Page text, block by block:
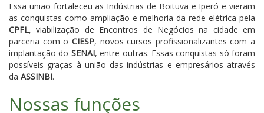
Essa união fortaleceu as Indústrias de Boituva e Iperó e vieram
as conquistas como ampliação e melhoria da rede elétrica pela
CPFL, viabilização de Encontros de Negócios na cidade em
parceria com o CIESP, novos cursos profissionalizantes com a
implantação do SENAI, entre outras. Essas conquistas só foram
possíveis graças à união das indústrias e empresários através
da ASSINBI.
Nossas funções